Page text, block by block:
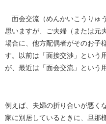
面会交流（めんかいこうりゅ
思いますが、ご夫婦（または元
場合に、他方配偶者がそのお子
す。以前は「面接交渉」という
が、最近は「面会交流」という
例えば、夫婦の折り合いが悪く
家に別居しているときに、旦那